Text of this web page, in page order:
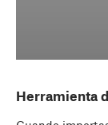
Herramienta